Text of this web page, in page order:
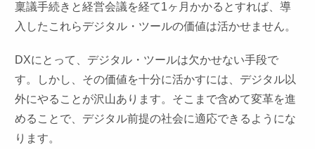
稟議手続きと経営会議を経て1ヶ月かかるとすれば、導
入したこれらデジタル・ツールの価値は活かせません。
DXにとって、デジタル・ツールは欠かせない手段で
す。しかし、その価値を十分に活かすには、デジタル以
外にやることが沢山あります。そこまで含めて変革を進
めることで、デジタル前提の社会に適応できるようにな
ります。